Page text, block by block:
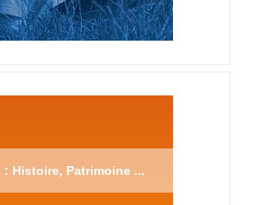
: Histoire, Patrimoine ...